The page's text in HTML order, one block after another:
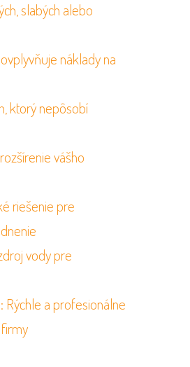
slabých alebo
náklady na
ktorý nepôsobí
vášho
riešenie pre
vody pre
Rýchle a profesionálne